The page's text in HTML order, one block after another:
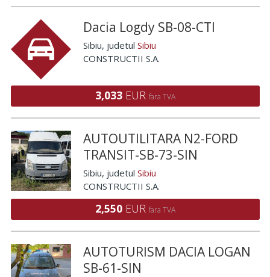
Dacia Logdy SB-08-CTI
Sibiu, judetul Sibiu
CONSTRUCTII S.A.
3,033 EUR fara TVA
AUTOUTILITARA N2-FORD
TRANSIT-SB-73-SIN
Sibiu, judetul Sibiu
CONSTRUCTII S.A.
2,550 EUR fara TVA
AUTOTURISM DACIA LOGAN
SB-61-SIN